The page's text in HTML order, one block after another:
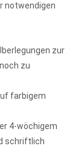
notwendigen
zur
zu
farbigem
4-wöchigem
schriftlich